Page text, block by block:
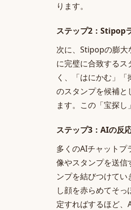
ります。
ステップ2：Stipop
次に、Stipopの膨大
に完璧に合致する
く、「はにかむ」
のスタンプを候補と
ます。この「宝探し
ステップ3：AIの反
多くのAIチャットプ
像やスタンプを送信
ンプを結びつけて
し顔を赤らめてそ
定すればするほど、